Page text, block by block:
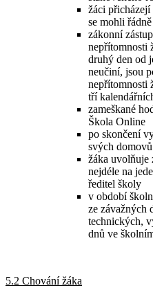
žáci
se mohli
zákonní
nepřítomnosti
druhý den od
neučiní, jsou
nepřítomnosti
tří
zameškané
Škola Online
po skončení
svých
žáka uvolňuje
nejdéle na
ředitel školy
v období
ze závažných
technických,
dnů ve
5.2 Chování žáka